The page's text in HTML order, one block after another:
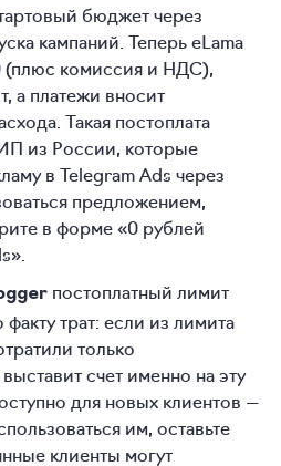
бюджет через
кампаний. Теперь eLama
(плюс комиссия и НДС),
а платежи вносит
Такая постоплата
из России, которые
в Telegram Ads через
предложением,
в форме «0 рублей
постоплатный лимит
трат: если из лимита
только
счет именно на эту
для новых клиентов —
им, оставьте
клиенты могут